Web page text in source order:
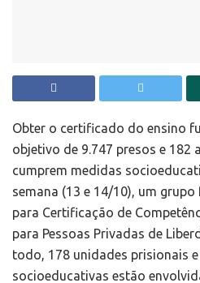
Obter o certificado do ensino
objetivo de 9.747 presos e 182
cumprem medidas
semana (13 e 14/10), um
para Certificação de
para Pessoas Privadas de
todo, 178 unidades prisionais
socioeducativas estão